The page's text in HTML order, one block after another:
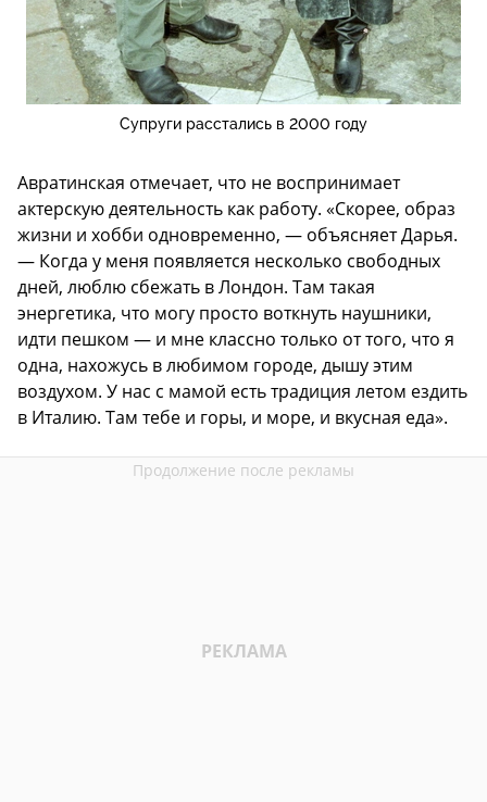
Супруги расстались в 2000 году
Авратинская отмечает, что не воспринимает
актерскую деятельность как работу. «Скорее, образ
жизни и хобби одновременно, — объясняет Дарья.
— Когда у меня появляется несколько свободных
дней, люблю сбежать в Лондон. Там такая
энергетика, что могу просто воткнуть наушники,
идти пешком — и мне классно только от того, что я
одна, нахожусь в любимом городе, дышу этим
воздухом. У нас с мамой есть традиция летом ездить
в Италию. Там тебе и горы, и море, и вкусная еда».